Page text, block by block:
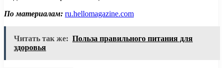
По материалам: ru.hellomagazine.com
Читать так же: Польза правильного питания для
здоровья